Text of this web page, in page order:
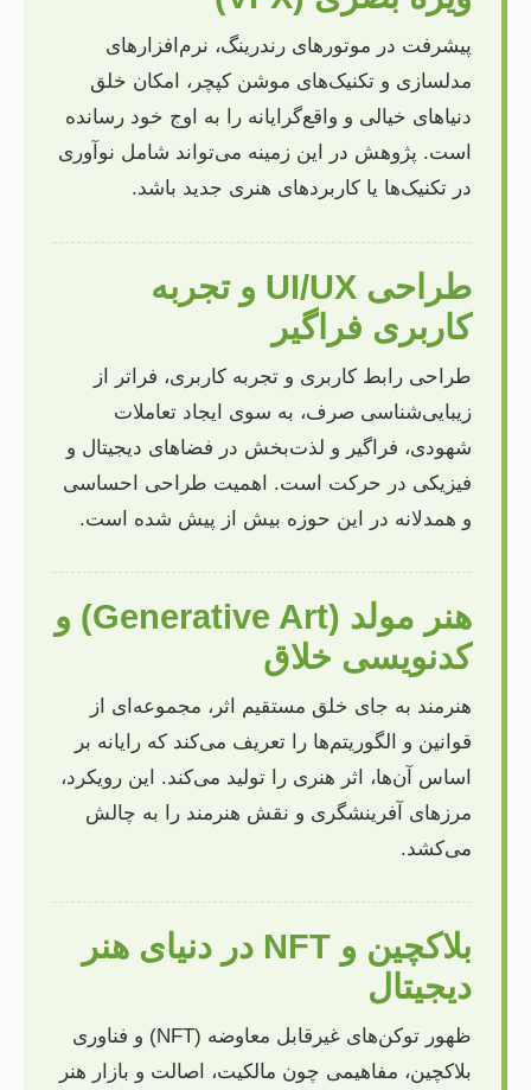
پیشرفت در موتورهای رندرینگ، نرم‌افزارهای
مدلسازی و تکنیک‌های موشن کپچر، امکان خلق
دنیاهای خیالی و واقع‌گرایانه را به اوج خود رسانده
است. پژوهش در این زمینه می‌تواند شامل نوآوری
در تکنیک‌ها یا کاربردهای هنری جدید باشد.
طراحی UI/UX و تجربه
کاربری فراگیر
طراحی رابط کاربری و تجربه کاربری، فراتر از
زیبایی‌شناسی صرف، به سوی ایجاد تعاملات
شهودی، فراگیر و لذت‌بخش در فضاهای دیجیتال و
فیزیکی در حرکت است. اهمیت طراحی احساسی
و همدلانه در این حوزه بیش از پیش شده است.
هنر مولد (Generative Art) و
کدنویسی خلاق
هنرمند به جای خلق مستقیم اثر، مجموعه‌ای از
قوانین و الگوریتم‌ها را تعریف می‌کند که رایانه بر
اساس آن‌ها، اثر هنری را تولید می‌کند. این رویکرد،
مرزهای آفرینشگری و نقش هنرمند را به چالش
می‌کشد.
بلاکچین و NFT در دنیای هنر
دیجیتال
ظهور توکن‌های غیرقابل معاوضه (NFT) و فناوری
بلاکچین، مفاهیمی چون مالکیت، اصالت و بازار هنر